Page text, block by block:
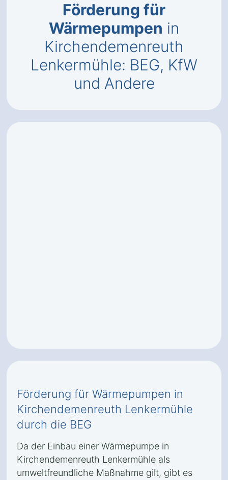
Förderung für
Wärmepumpen in
Kirchendemenreuth
Lenkermühle: BEG, KfW
und Andere
Förderung für Wärmepumpen in
Kirchendemenreuth Lenkermühle
durch die BEG
Da der Einbau einer Wärmepumpe in
Kirchendemenreuth Lenkermühle als
umweltfreundliche Maßnahme gilt, gibt es